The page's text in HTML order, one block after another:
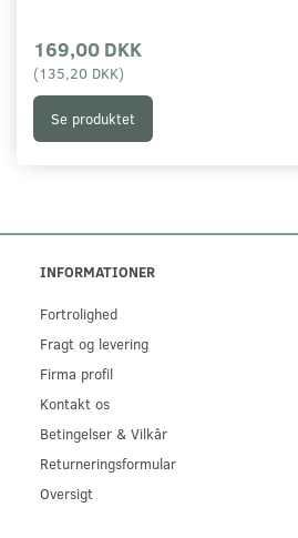
169,00 DKK
(135,20 DKK)
Se produktet
INFORMATIONER
Fortrolighed
Fragt og levering
Firma profil
Kontakt os
Betingelser & Vilkår
Returneringsformular
Oversigt